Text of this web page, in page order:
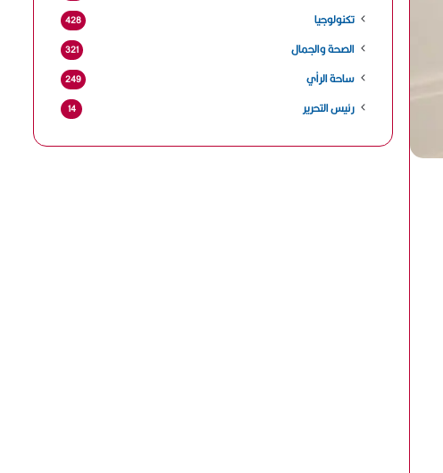
تكنولوجيا 428
الصحة والجمال 321
ساحة الرأي 249
رئيس التحرير 14